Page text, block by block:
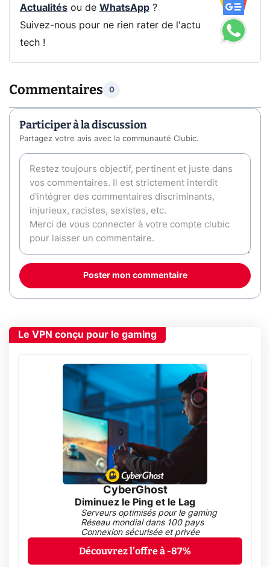
Actualitésou de WhatsApp?
Suivez-nous pour ne rien rater de l'actu
tech !
Commentaires 0
Participer à la discussion
Partagez votre avis avec la communauté Clubic.
Poster mon commentaire
Le VPN conçu pour le gaming
CyberGhost
Diminuez le Ping et le Lag
Serveurs optimisés pour le gaming
Réseau mondial dans 100 pays
Connexion sécurisée et privée
Découvrez l'offre à -87%